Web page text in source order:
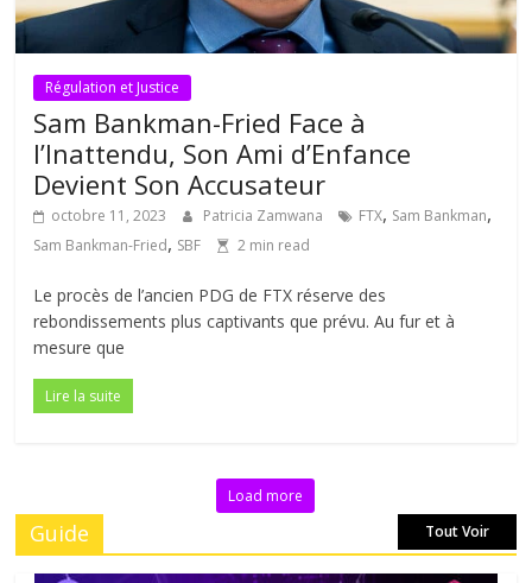
Régulation et Justice
Sam Bankman-Fried Face à
l’Inattendu, Son Ami d’Enfance
Devient Son Accusateur
octobre 11, 2023 Patricia Zamwana FTX, Sam Bankman,
Sam Bankman-Fried, SBF 2 min read
Le procès de l’ancien PDG de FTX réserve des
rebondissements plus captivants que prévu. Au fur et à
mesure que
Lire la suite
Load more
Guide Tout Voir